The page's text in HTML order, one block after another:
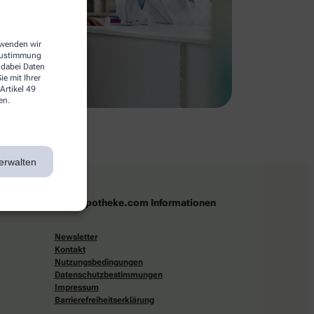
wir
Daten
mit Ihrer
49
apotheke.com Informationen
Newsletter
Kontakt
Nutzungsbedingungen
Datenschutzbestimmungen
Impressum
Barrierefreiheitserklärung